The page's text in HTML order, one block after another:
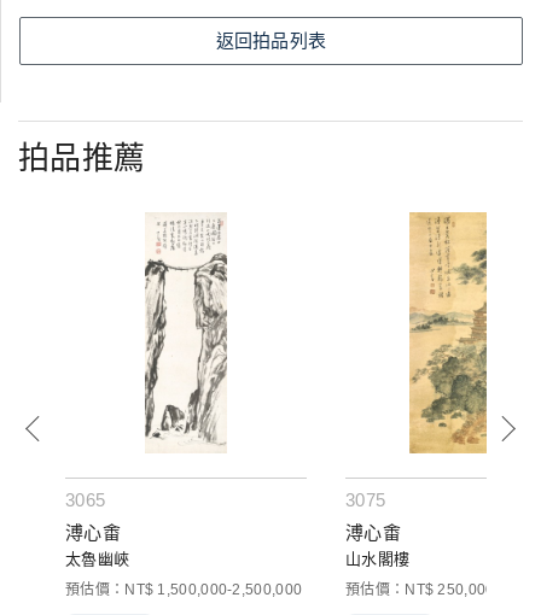
返回拍品列表
拍品推薦
3065
溥心畬
太魯幽峽
預估價：NT$ 1,500,000-2,500,000
3075
溥心畬
山水閣樓
預估價：NT$ 250,000-